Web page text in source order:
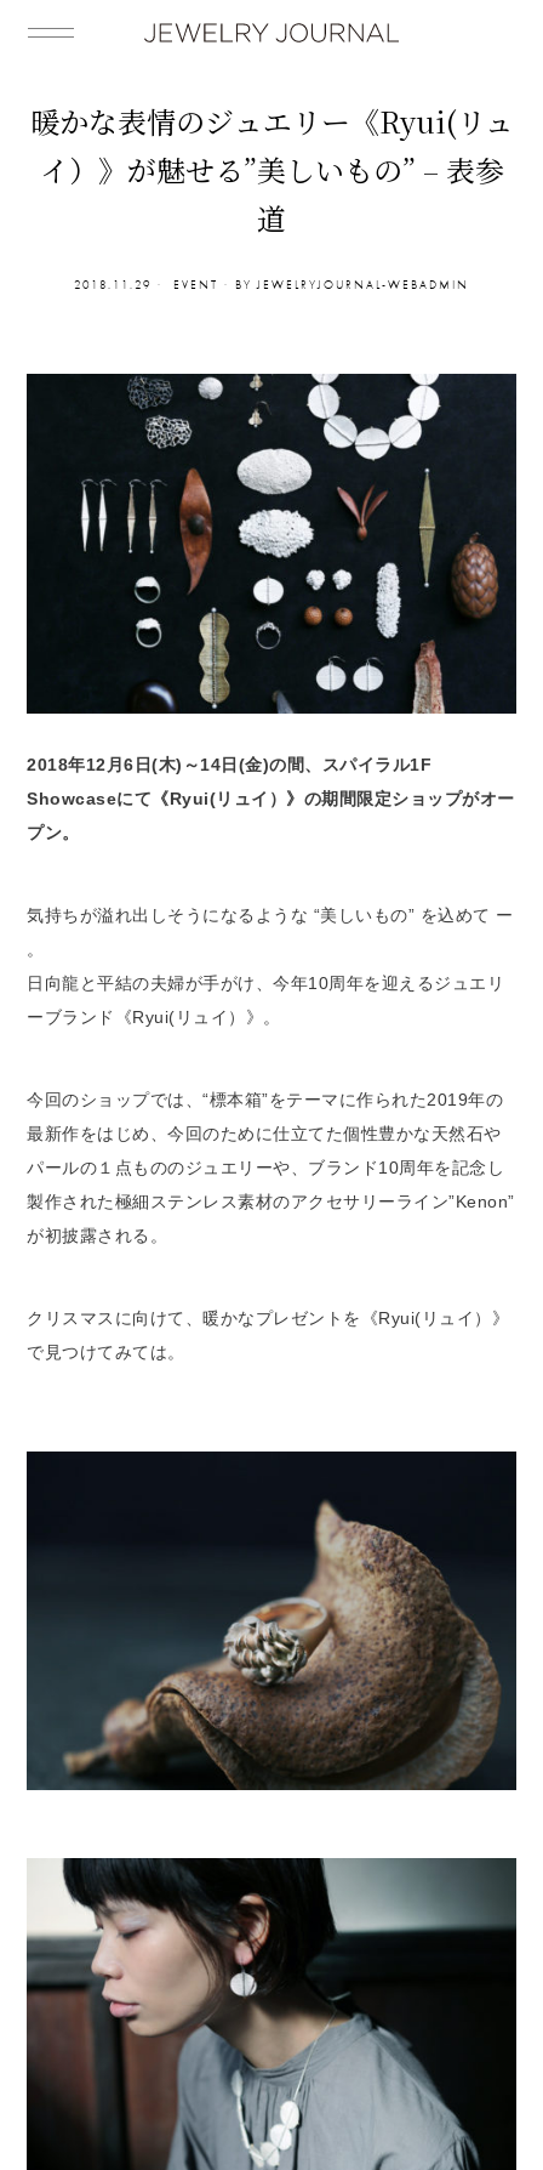
暖かな表情のジュエリー《Ryui(リュ
イ）》が魅せる”美しいもの” – 表参
道
2018.11.29 EVENT BY JEWELRYJOURNAL-WEBADMIN
2018年12月6日(木)～14日(金)の間、スパイラル1F
Showcaseにて《Ryui(リュイ）》の期間限定ショップがオー
プン。
気持ちが溢れ出しそうになるような “美しいもの” を込めて ー
。
日向龍と平結の夫婦が手がけ、今年10周年を迎えるジュエリ
ーブランド《Ryui(リュイ）》。
今回のショップでは、“標本箱”をテーマに作られた2019年の
最新作をはじめ、今回のために仕立てた個性豊かな天然石や
パールの１点もののジュエリーや、ブランド10周年を記念し
製作された極細ステンレス素材のアクセサリーライン”Kenon”
が初披露される。
クリスマスに向けて、暖かなプレゼントを《Ryui(リュイ）》
で見つけてみては。